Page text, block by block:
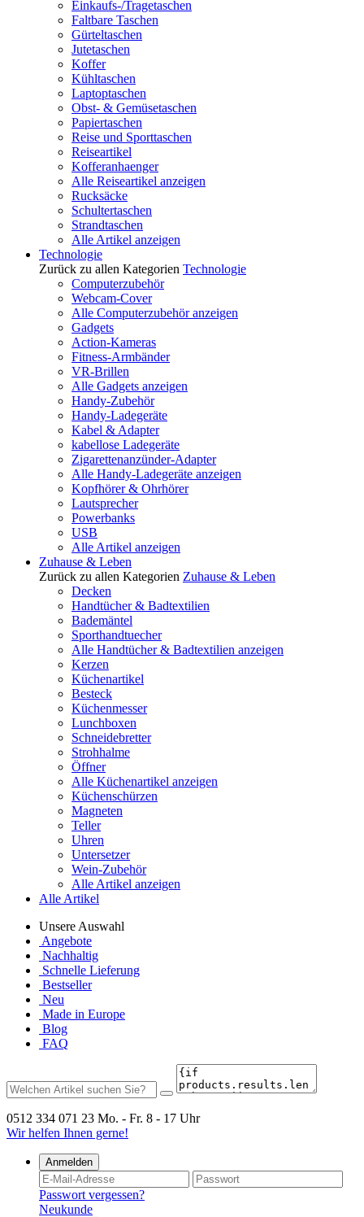
Einkaufs-/Tragetaschen
Faltbare Taschen
Gürteltaschen
Jutetaschen
Koffer
Kühltaschen
Laptoptaschen
Obst- & Gemüsetaschen
Papiertaschen
Reise und Sporttaschen
Reiseartikel
Kofferanhaenger
Alle Reiseartikel anzeigen
Rucksäcke
Schultertaschen
Strandtaschen
Alle Artikel anzeigen
Technologie
Zurück zu allen Kategorien Technologie
Computerzubehör
Webcam-Cover
Alle Computerzubehör anzeigen
Gadgets
Action-Kameras
Fitness-Armbänder
VR-Brillen
Alle Gadgets anzeigen
Handy-Zubehör
Handy-Ladegeräte
Kabel & Adapter
kabellose Ladegeräte
Zigarettenanzünder-Adapter
Alle Handy-Ladegeräte anzeigen
Kopfhörer & Ohrhörer
Lautsprecher
Powerbanks
USB
Alle Artikel anzeigen
Zuhause & Leben
Zurück zu allen Kategorien Zuhause & Leben
Decken
Handtücher & Badtextilien
Bademäntel
Sporthandtuecher
Alle Handtücher & Badtextilien anzeigen
Kerzen
Küchenartikel
Besteck
Küchenmesser
Lunchboxen
Schneidebretter
Strohhalme
Öffner
Alle Küchenartikel anzeigen
Küchenschürzen
Magneten
Teller
Uhren
Untersetzer
Wein-Zubehör
Alle Artikel anzeigen
Alle Artikel
Unsere Auswahl
Angebote
Nachhaltig
Schnelle Lieferung
Bestseller
Neu
Made in Europe
Blog
FAQ
0512 334 071 23 Mo. - Fr. 8 - 17 Uhr
Wir helfen Ihnen gerne!
Anmelden
Passwort vergessen?
Neukunde